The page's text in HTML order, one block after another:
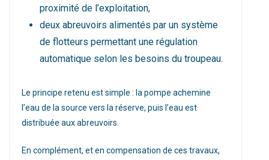
proximité de l’exploitation,
deux abreuvoirs alimentés par un système
de flotteurs permettant une régulation
automatique selon les besoins du troupeau.
Le principe retenu est simple : la pompe achemine
l’eau de la source vers la réserve, puis l’eau est
distribuée aux abreuvoirs.
En complément, et en compensation de ces travaux,